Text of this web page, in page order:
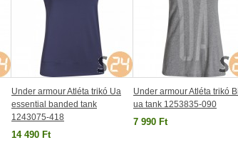
Under armour Atléta trikó Ua
essential banded tank
1243075-418
14 490 Ft
Under armour Atléta trikó
ua tank 1253835-090
7 990 Ft